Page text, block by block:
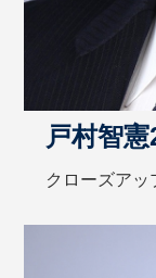
戸村智憲
クローズアッ